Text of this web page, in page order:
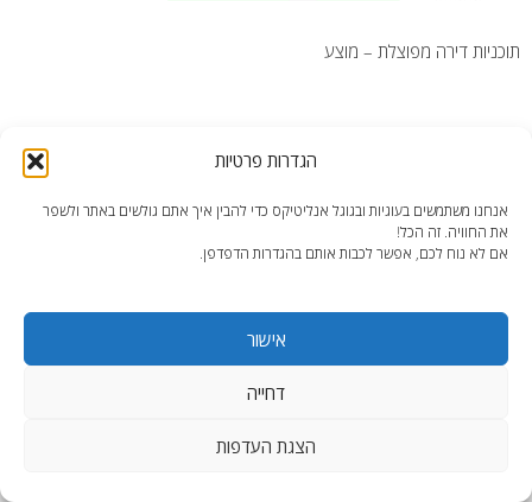
הגדרות פרטיות
אנחנו משתמשים בעוגיות ובגוגל אנליטיקס כדי להבין איך אתם גולשים באתר ולשפר
את החוויה. זה הכל!
אם לא נוח לכם, אפשר לכבות אותם בהגדרות הדפדפן.
אישור
דחייה
הצגת העדפות
תוכניות דירה מפוצלת – מוצע
end2end.co.il | תכנון ועיצוב עד הפרט האחרון.
WordPress Theme:AccessPress Lite